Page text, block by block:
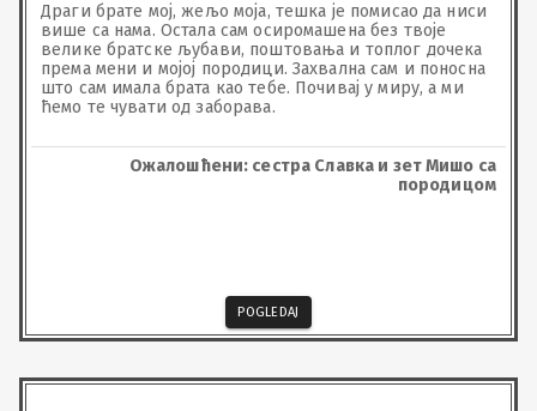
Драги брате мој, жељо моја, тешка је помисао да ниси
више са нама. Остала сам осиромашена без твоје
велике братске љубави, поштовања и топлог дочека
према мени и мојој породици. Захвална сам и поносна
што сам имала брата као тебе. Почивај у миру, а ми
ћемо те чувати од заборава.
Ожалошћени: сестра Славка и зет Мишо са
породицом
POGLEDAJ